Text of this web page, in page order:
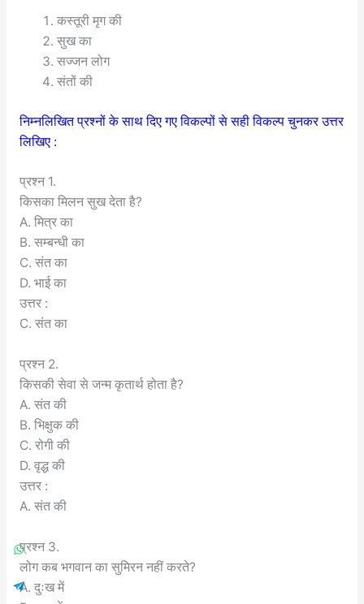
कस्तूरी मृग की
सुख का
सज्जन लोग
संतों की
निम्नलिखित प्रश्नों के साथ दिए गए विकल्पों से सही विकल्प चुनकर उत्तर
लिखिए :
प्रश्न 1.
किसका मिलन सुख देता है?
A. मित्र का
B. सम्बन्धी का
C. संत का
D. भाई का
उत्तर :
C. संत का
प्रश्न 2.
किसकी सेवा से जन्म कृतार्थ होता है?
A. संत की
B. भिक्षुक की
C. रोगी की
D. वृद्ध की
उत्तर :
A. संत की
प्रश्न 3.
लोग कब भगवान का सुमिरन नहीं करते?
A. दुःख में